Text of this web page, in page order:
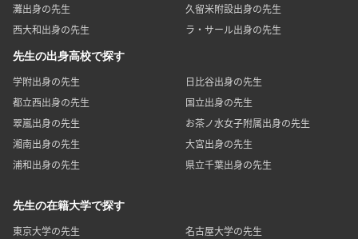
灘出身の先生
久留米附設出身の先生
西大和出身の先生
ラ・サール出身の先生
先生の出身高校で探す
学附出身の先生
日比谷出身の先生
都立西出身の先生
国立出身の先生
翠嵐出身の先生
お茶ノ水女子附属出身の先生
湘南出身の先生
大宮出身の先生
浦和出身の先生
県立千葉出身の先生
先生の在籍大学で探す
東京大学の先生
名古屋大学の先生